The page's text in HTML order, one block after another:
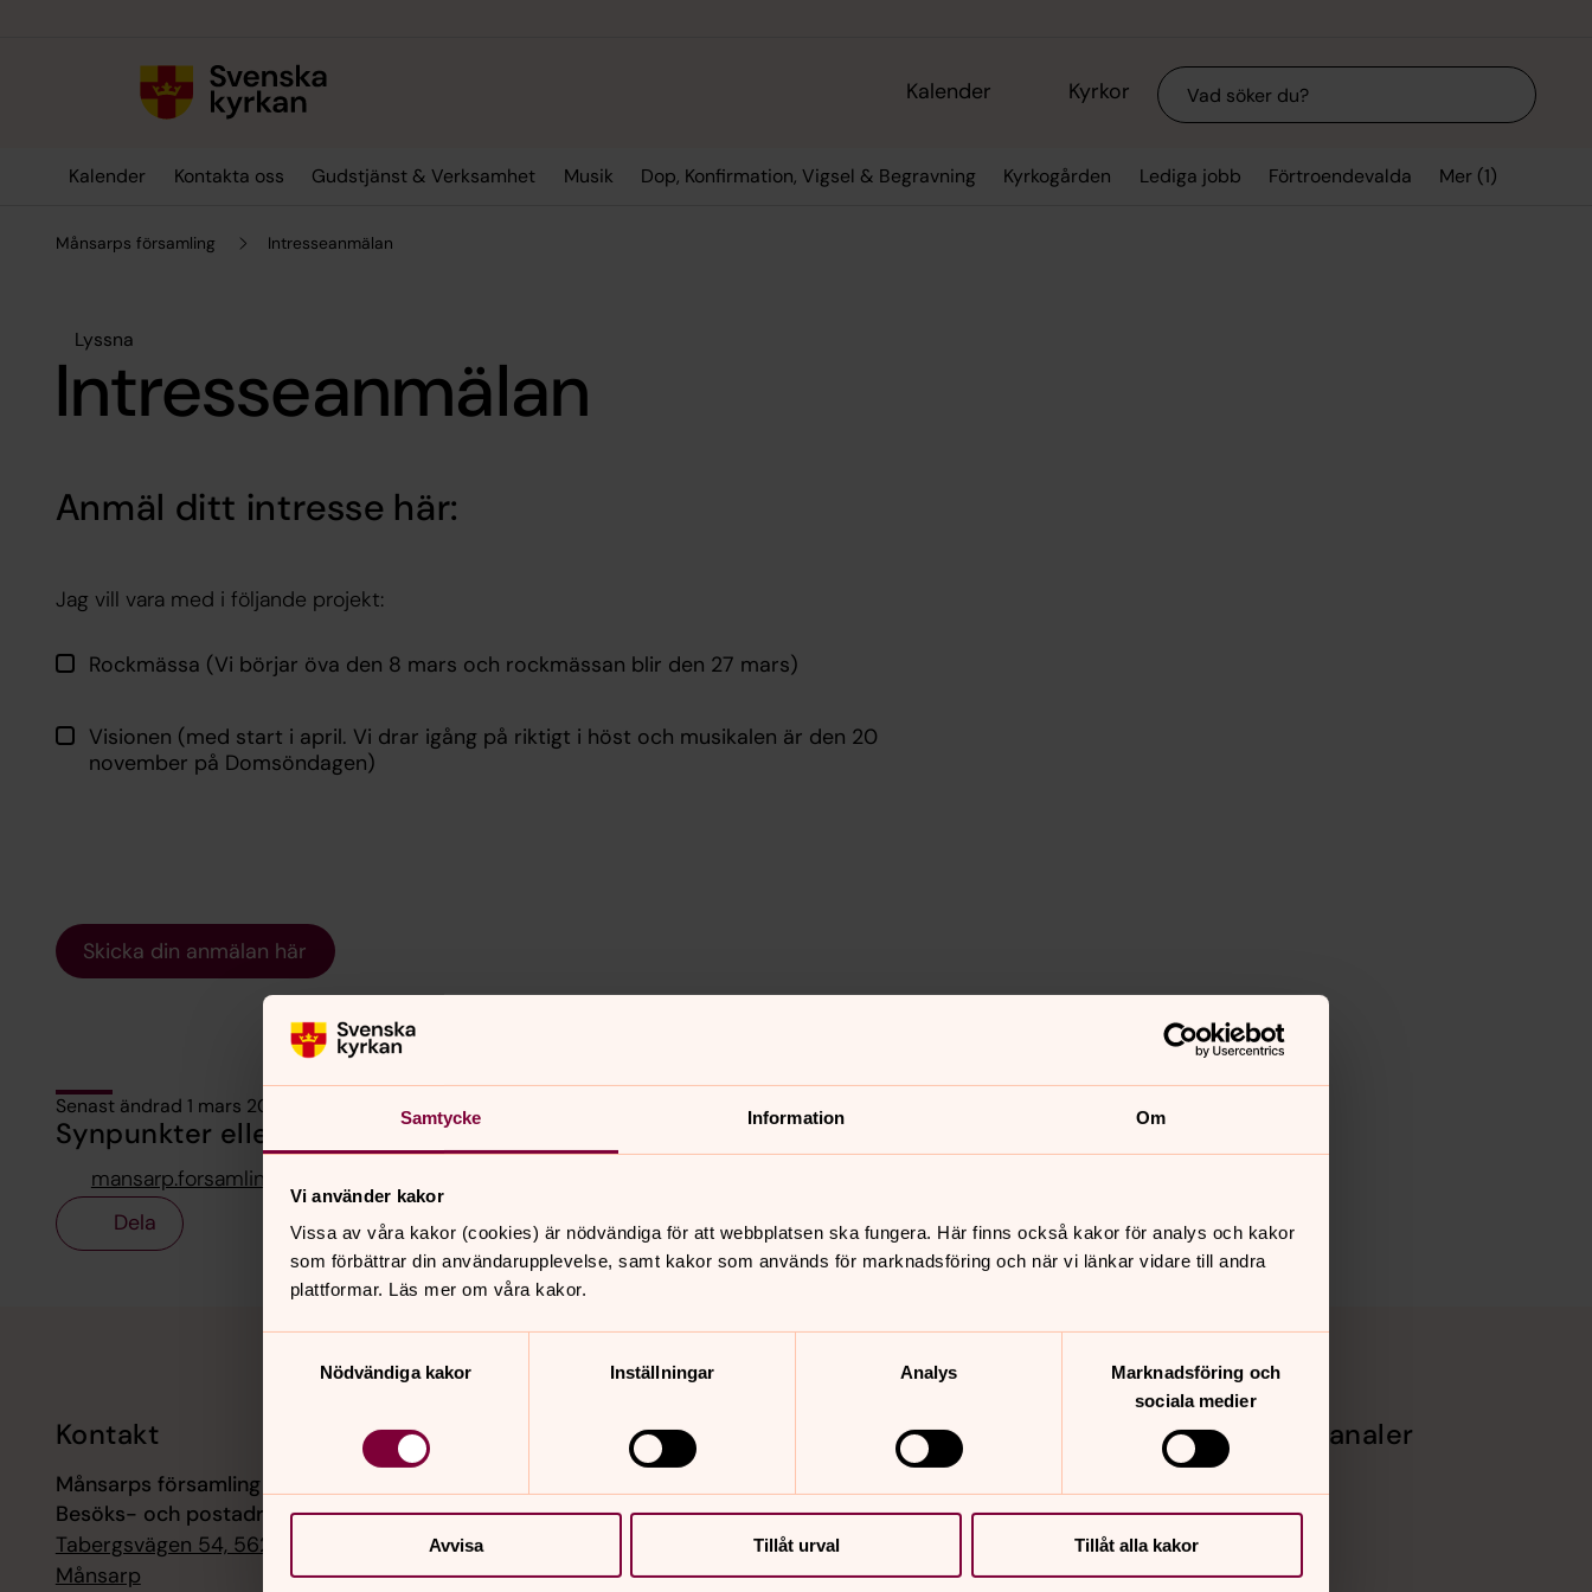
Samtycke Information Om
Vi använder kakor
Vissa av våra kakor (cookies) är nödvändiga för att webbplatsen ska fungera. Här finns också kakor för analys och kakor
som förbättrar din användarupplevelse, samt kakor som används för marknadsföring och när vi länkar vidare till andra
plattformar. Läs mer om våra kakor.
Nödvändiga kakor
Inställningar Analys
Marknadsföring och
sociala medier
Avvisa Tillåt urval Tillåt alla kakor
Kalender Kyrkor Sök
Kalender Kontakta oss Gudstjänst & Verksamhet Musik Dop, Konfirmation, Vigsel & Begravning Kyrkogården Lediga jobb Förtroendevalda Mer (1)
Månsarps församling Intresseanmälan
Lyssna
Intresseanmälan
Anmäl ditt intresse här:
Jag vill vara med i följande projekt:
Rockmässa (Vi börjar öva den 8 mars och rockmässan blir den 27 mars)
Visionen (med start i april. Vi drar igång på riktigt i höst och musikalen är den 20
november på Domsöndagen)
Skicka din anmälan här
Senast ändrad 1 mars 2022
Synpunkter eller frågor på sidans innehåll?
mansarp.forsamling@svenskakyrkan.se
Dela
Kontakt
Månsarps församling
Besöks- och postadress:
Tabergsvägen 54, 56250
Månsarp
Mässa, Månsarps kyrka
9 augusti 18.00
Hitta snabbt
GDPR
Sociala kanaler
Instagram